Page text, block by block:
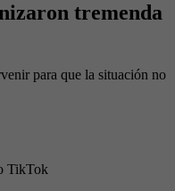
tremenda
para que la situación no
TikTok